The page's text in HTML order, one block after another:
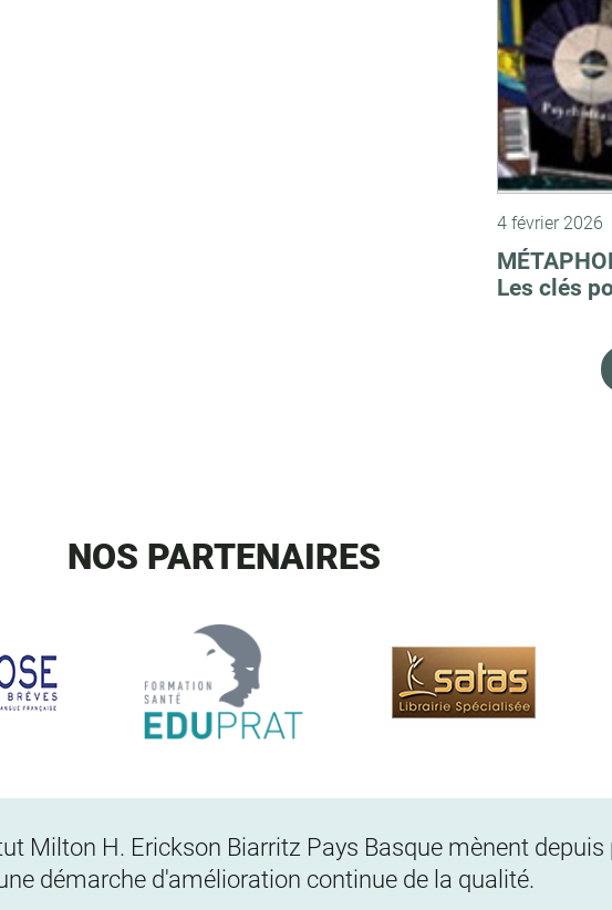
4 février 2026
Les clés
NOS PARTENAIRES
Milton H. Erickson Biarritz Pays Basque mènent
démarche d'amélioration continue de la qualité.